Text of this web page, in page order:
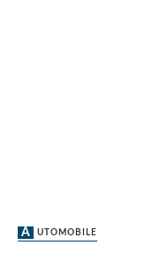
AUTOMOBILE